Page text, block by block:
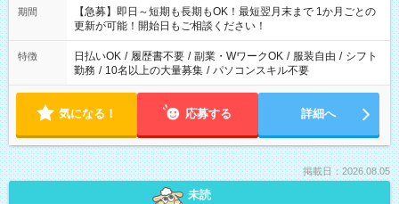
期間
【急募】即日～短期も長期もOK！最短翌月末まで 1か月ごとの
更新が可能！開始日もご相談ください！
特徴 日払いOK / 履歴書不要 / 副業・WワークOK / 服装自由 / シフト
勤務 / 10名以上の大量募集 / パソコンスキル不要
気になる！ 応募する 詳細へ
掲載日：2026.08.05
未読